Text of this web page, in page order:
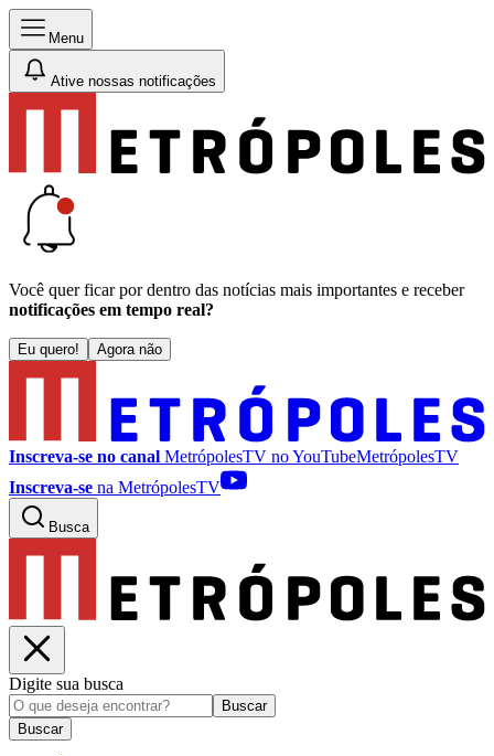
Menu
Ative nossas notificações
Você quer ficar por dentro das notícias mais importantes e receber
notificações em tempo real?
Eu quero! Agora não
Inscreva-se no canal MetrópolesTV noYouTubeMetrópolesTV
Inscreva-se na MetrópolesTV
Busca
Digite sua busca
Buscar
Buscar